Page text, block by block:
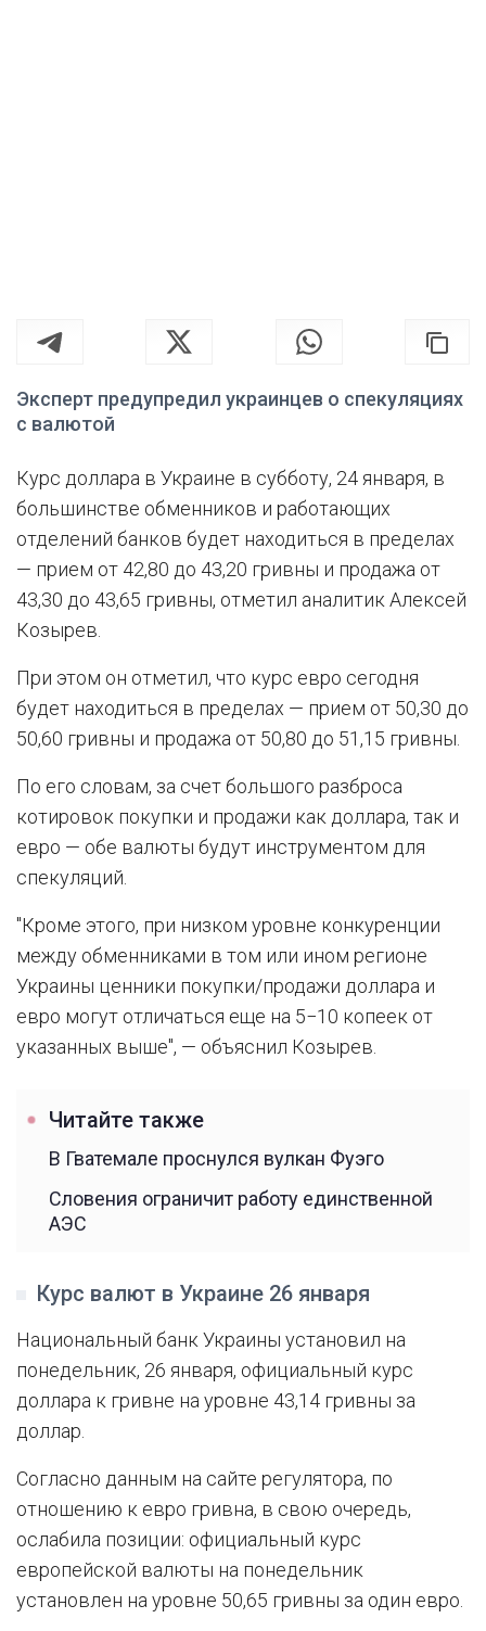
Эксперт предупредил украинцев о спекуляциях
с валютой
Курс доллара в Украине в субботу, 24 января, в
большинстве обменников и работающих
отделений банков будет находиться в пределах
— прием от 42,80 до 43,20 гривны и продажа от
43,30 до 43,65 гривны, отметил аналитик Алексей
Козырев.
При этом он отметил, что курс евро сегодня
будет находиться в пределах — прием от 50,30 до
50,60 гривны и продажа от 50,80 до 51,15 гривны.
По его словам, за счет большого разброса
котировок покупки и продажи как доллара, так и
евро — обе валюты будут инструментом для
спекуляций.
"Кроме этого, при низком уровне конкуренции
между обменниками в том или ином регионе
Украины ценники покупки/продажи доллара и
евро могут отличаться еще на 5−10 копеек от
указанных выше", — объяснил Козырев.
Читайте также
В Гватемале проснулся вулкан Фуэго
Словения ограничит работу единственной
АЭС
Курс валют в Украине 26 января
Национальный банк Украины установил на
понедельник, 26 января, официальный курс
доллара к гривне на уровне 43,14 гривны за
доллар.
Согласно данным на сайте регулятора, по
отношению к евро гривна, в свою очередь,
ослабила позиции: официальный курс
европейской валюты на понедельник
установлен на уровне 50,65 гривны за один евро.